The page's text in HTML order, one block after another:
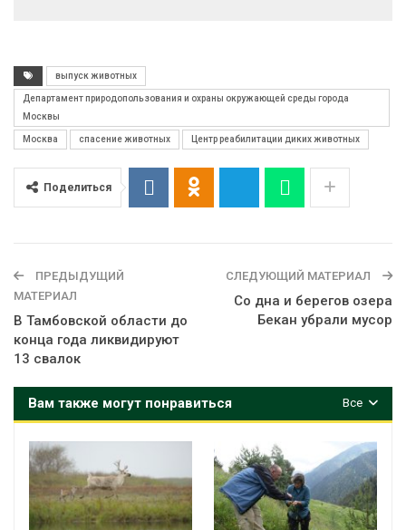
выпуск животных
Департамент природопользования и охраны окружающей среды города
Москвы
Москва спасение животных Центр реабилитации диких животных
Поделиться
ПРЕДЫДУЩИЙ
МАТЕРИАЛ
В Тамбовской области до
конца года ликвидируют
13 свалок
СЛЕДУЮЩИЙ МАТЕРИАЛ
Со дна и берегов озера
Бекан убрали мусор
Все
Вам также могут понравиться